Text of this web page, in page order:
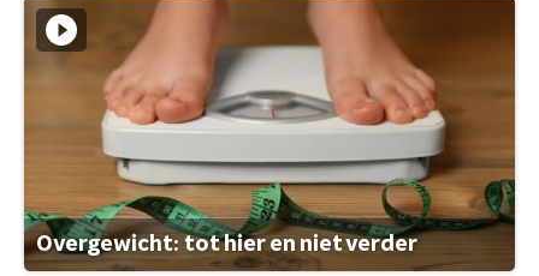
Overgewicht: tot hier en niet verder